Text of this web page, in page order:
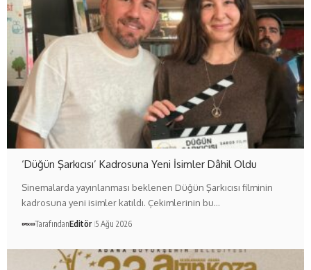
‘Düğün Şarkıcısı’ Kadrosuna Yeni İsimler Dâhil Oldu
Sinemalarda yayınlanması beklenen Düğün Şarkıcısı filminin
kadrosuna yeni isimler katıldı. Çekimlerinin bu…
TarafındanEditör 5 Ağu 2026